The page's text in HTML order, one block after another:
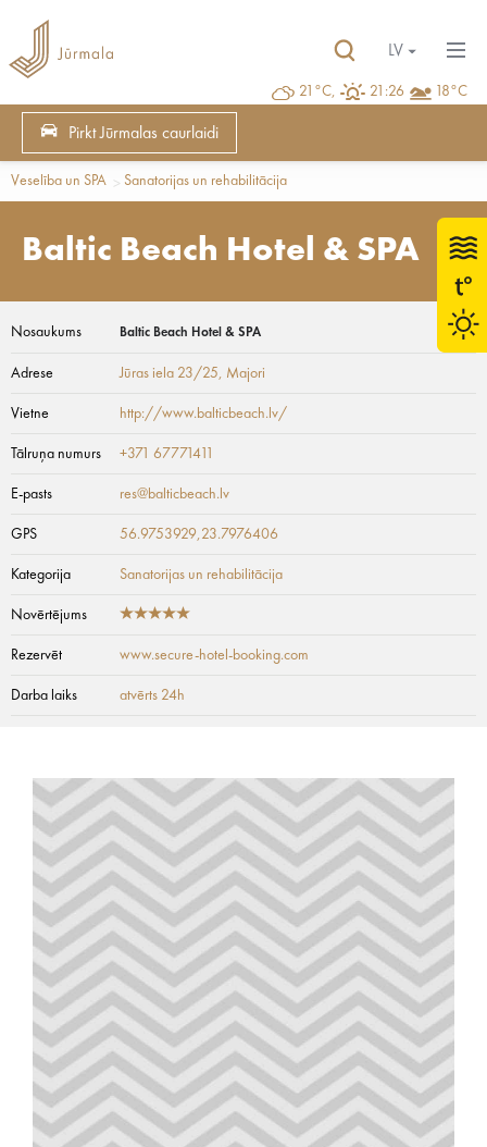
21°C, 21:26 18°C
LV
Pirkt Jūrmalas caurlaidi
Veselība un SPA Sanatorijas un rehabilitācija
Baltic Beach Hotel & SPA
Nosaukums Baltic Beach Hotel & SPA
Adrese Jūras iela 23/25, Majori
Vietne http://www.balticbeach.lv/
Tālruņa numurs +371 67771411
E-pasts res@balticbeach.lv
GPS 56.9753929,23.7976406
Kategorija Sanatorijas un rehabilitācija
Novērtējums
Rezervēt www.secure-hotel-booking.com
Darba laiks atvērts 24h